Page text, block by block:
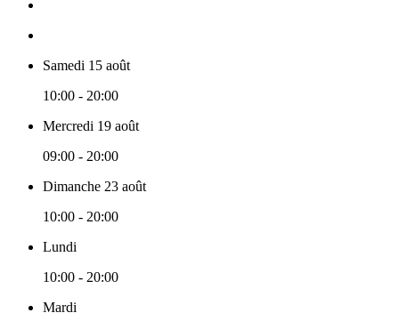
Samedi 15 août
10:00 - 20:00
Mercredi 19 août
09:00 - 20:00
Dimanche 23 août
10:00 - 20:00
Lundi
10:00 - 20:00
Mardi